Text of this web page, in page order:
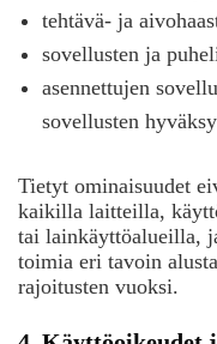
tehtävä- ja
sovellusten ja
asennettujen
sovellusten
Tietyt ominaisuudet
kaikilla laitteilla,
tai lainkäyttöalueilla,
toimia eri tavoin
rajoitusten vuoksi.